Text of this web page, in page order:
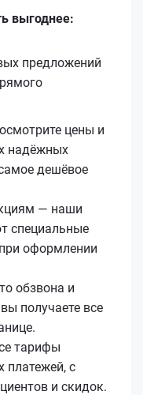
выгоднее:
предложений
цены и
надёжных
дешёвое
— наши
специальные
оформлении
обзвона и
получаете все
тарифы
платежей, с
и скидок.